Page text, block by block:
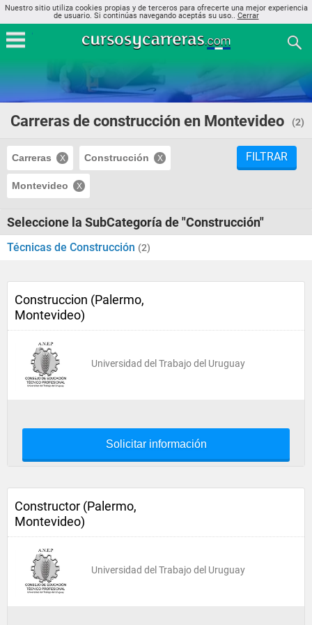
Nuestro sitio utiliza cookies propias y de terceros para ofrecerte una mejor experiencia
de usuario. Si continúas navegando aceptás su uso.. Cerrar
Carreras de construcción en Montevideo (2)
Carreras Construcción
Montevideo
FILTRAR
Seleccione la SubCategoría de "Construcción"
Técnicas de Construcción (2)
Construccion (Palermo,
Montevideo)
Universidad del Trabajo del Uruguay
Solicitar información
Constructor (Palermo,
Montevideo)
Universidad del Trabajo del Uruguay